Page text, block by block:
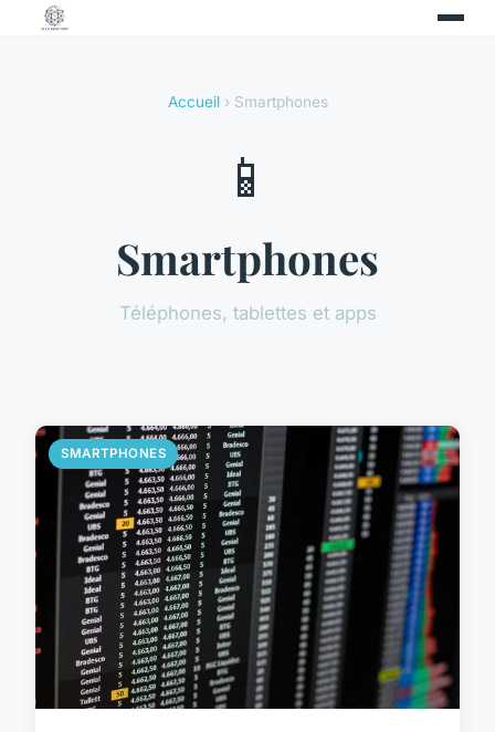
Accueil› Smartphones
📱
Smartphones
Téléphones, tablettes et apps
SMARTPHONES